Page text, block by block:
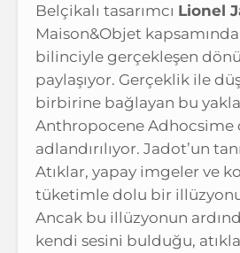
Belçikalı tasarımcı Lionel
Maison&Objet
bilinciyle gerçekleşen
paylaşıyor. Gerçeklik ile
birbirine bağlayan bu
Anthropocene Adhocsime
adlandırılıyor. Jadot’un
Atıklar, yapay imgeler ve
tüketimle dolu bir
Ancak bu illüzyonun
kendi sesini bulduğu,